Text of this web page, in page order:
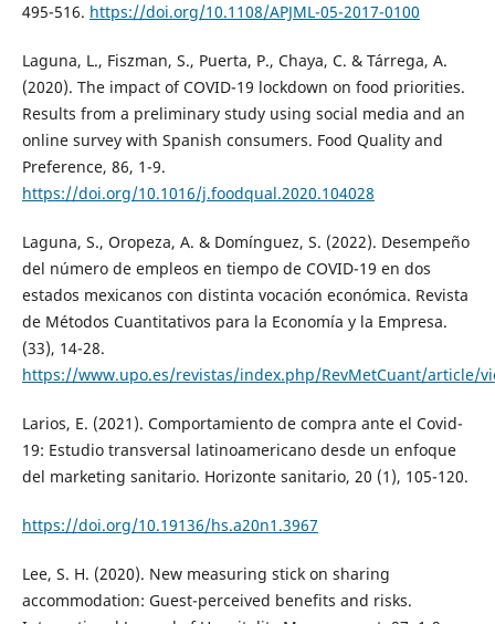
495-516. https://doi.org/10.1108/APJML-05-2017-0100
Laguna, L., Fiszman, S., Puerta, P., Chaya, C. & Tárrega, A.
(2020). The impact of COVID-19 lockdown on food priorities.
Results from a preliminary study using social media and an
online survey with Spanish consumers. Food Quality and
Preference, 86, 1-9.
https://doi.org/10.1016/j.foodqual.2020.104028
Laguna, S., Oropeza, A. & Domínguez, S. (2022). Desempeño
del número de empleos en tiempo de COVID-19 en dos
estados mexicanos con distinta vocación económica. Revista
de Métodos Cuantitativos para la Economía y la Empresa.
(33), 14-28.
https://www.upo.es/revistas/index.php/RevMetCuant/article/
Larios, E. (2021). Comportamiento de compra ante el Covid-
19: Estudio transversal latinoamericano desde un enfoque
del marketing sanitario. Horizonte sanitario, 20 (1), 105-120.
https://doi.org/10.19136/hs.a20n1.3967
Lee, S. H. (2020). New measuring stick on sharing
accommodation: Guest-perceived benefits and risks.